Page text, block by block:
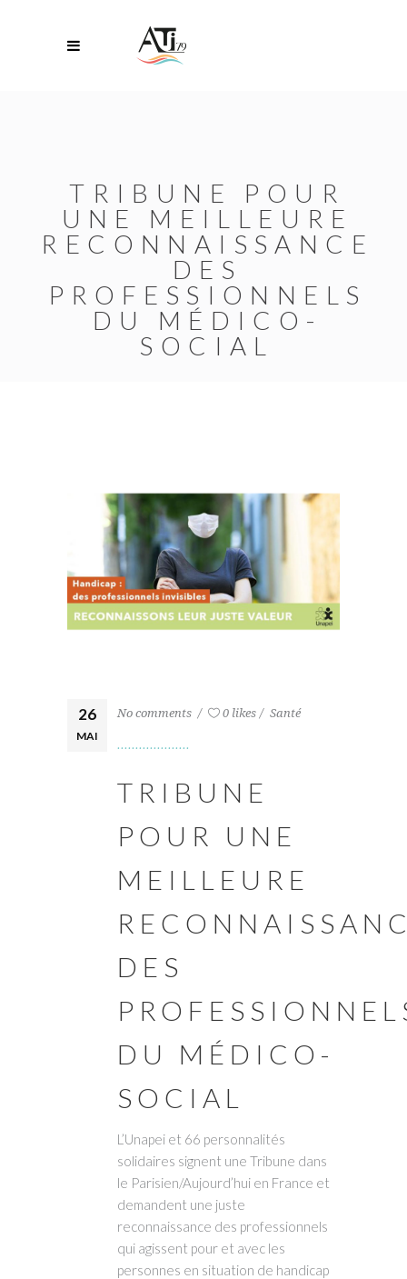
TRIBUNE POUR
UNE MEILLEURE
RECONNAISSANCE
DES
PROFESSIONNELS
DU MÉDICO-
SOCIAL
26
MAI
No comments 0 likes Santé
TRIBUNE
POUR UNE
MEILLEURE
DES
DU MÉDICO-
SOCIAL
L’Unapei et 66 personnalités
solidaires signent une Tribune dans
le Parisien/Aujourd’hui en France et
demandent une juste
reconnaissance des professionnels
qui agissent pour et avec les
personnes en situation de handicap